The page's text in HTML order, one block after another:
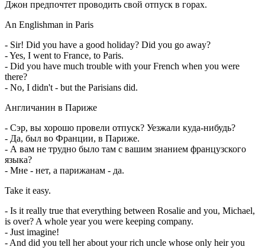
Джон предпочтет проводить свой отпуск в горах.
An Englishman in Paris
- Sir! Did you have a good holiday? Did you go away?
- Yes, I went to France, to Paris.
- Did you have much trouble with your French when you were
there?
- No, I didn't - but the Parisians did.
Англичанин в Париже
- Сэр, вы хорошо провели отпуск? Уезжали куда-нибудь?
- Да, был во Франции, в Париже.
- А вам не трудно было там с вашим знанием французского
языка?
- Мне - нет, а парижанам - да.
Take it easy.
- Is it really true that everything between Rosalie and you, Michael,
is over? A whole year you were keeping company.
- Just imagine!
- And did you tell her about your rich uncle whose only heir you